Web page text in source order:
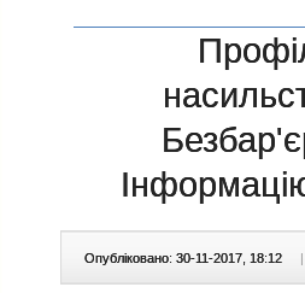
Опубліковано: 30-11-2017, 18:12 |